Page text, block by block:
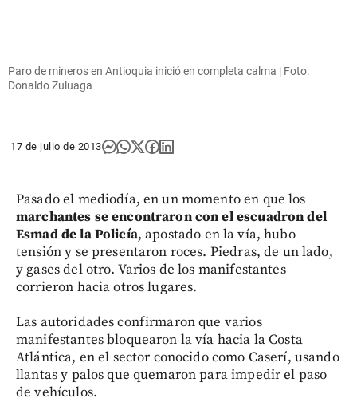
Paro de mineros en Antioquia inició en completa calma | Foto:
Donaldo Zuluaga
17 de julio de 2013
Pasado el mediodía, en un momento en que los
marchantes se encontraron con el escuadron del
Esmad de la Policía, apostado en la vía, hubo
tensión y se presentaron roces. Piedras, de un lado,
y gases del otro. Varios de los manifestantes
corrieron hacia otros lugares.
Las autoridades confirmaron que varios
manifestantes bloquearon la vía hacia la Costa
Atlántica, en el sector conocido como Caserí, usando
llantas y palos que quemaron para impedir el paso
de vehículos.